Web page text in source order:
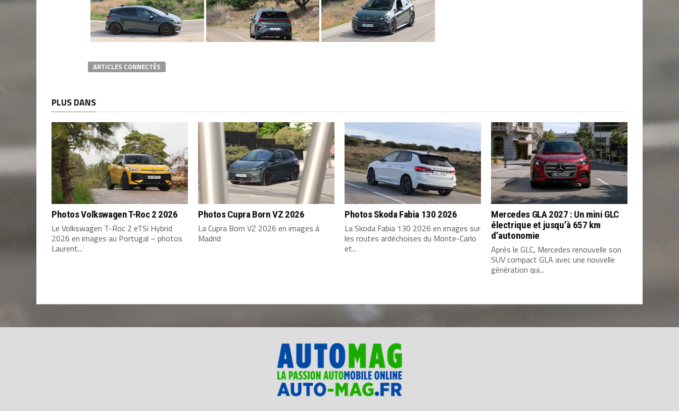
ARTICLES CONNECTÉS
PLUS DANS
Photos Volkswagen T-Roc 2 2026
Le Volkswagen T-Roc 2 eTSi Hybrid
2026 en images au Portugal – photos
Laurent...
Photos Cupra Born VZ 2026
La Cupra Born VZ 2026 en images à
Madrid
Photos Skoda Fabia 130 2026
La Skoda Fabia 130 2026 en images sur
les routes ardéchoises du Monte-Carlo
et...
Mercedes GLA 2027 : Un mini GLC
électrique et jusqu’à 657 km
d’autonomie
Après le GLC, Mercedes renouvelle son
SUV compact GLA avec une nouvelle
génération qui...